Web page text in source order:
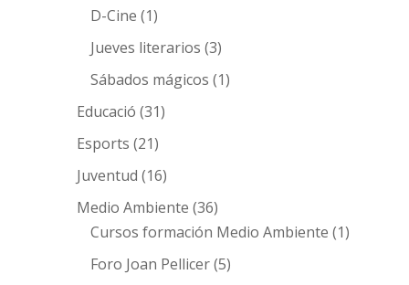
D-Cine (1)
Jueves literarios (3)
Sábados mágicos (1)
Educació (31)
Esports (21)
Juventud (16)
Medio Ambiente (36)
Cursos formación Medio Ambiente (1)
Foro Joan Pellicer(5)